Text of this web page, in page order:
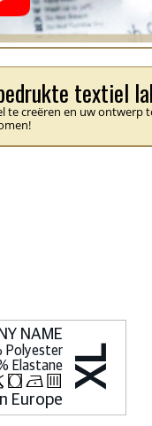
textiel
te creëren en uw ontwerp
jNb